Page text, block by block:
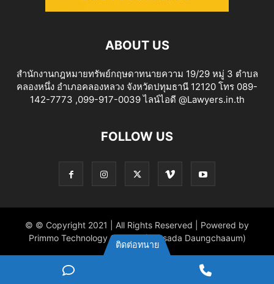
ABOUT US
สำนักงานกฎหมายทรัพย์กฤษดาทนายความ 19/29 หมู่ 3 ตำบล
คลองหนึ่ง อำเภอคลองหลวง จังหวัดปทุมธานี 12120 โทร 089-
142-7773 ,099-917-0039 ไลน์ไอดี @Lawyers.in.th
FOLLOW US
© © Copyright 2021 | All Rights Reserved | Powered by
Primmo Technology Co.,Ltd. (Khitsada Daungchaaum)
ติดต่อทนาย